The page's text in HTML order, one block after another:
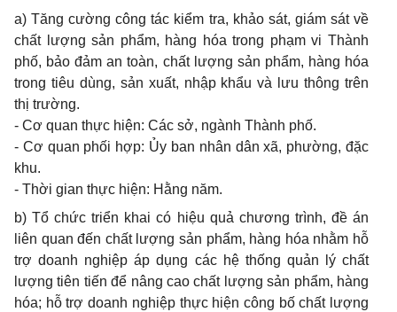
a) Tăng cường công tác kiểm tra, khảo sát, giám sát về
chất lượng sản phẩm, hàng hóa trong phạm vi Thành
phố, bảo đảm an toàn, chất lượng sản phẩm, hàng hóa
trong tiêu dùng, sản xuất, nhập khẩu và lưu thông trên
thị trường.
- Cơ quan thực hiện: Các sở, ngành Thành phố.
- Cơ quan phối hợp: Ủy ban nhân dân xã, phường, đặc
khu.
- Thời gian thực hiện: Hằng năm.
b) Tổ chức triển khai có hiệu quả chương trình, đề án
liên quan đến chất lượng sản phẩm, hàng hóa nhằm hỗ
trợ doanh nghiệp áp dụng các hệ thống quản lý chất
lượng tiên tiến để nâng cao chất lượng sản phẩm, hàng
hóa; hỗ trợ doanh nghiệp thực hiện công bố chất lượng